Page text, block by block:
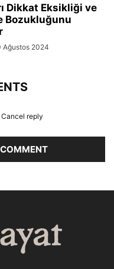
Dikkat Eksikliği ve
Bozukluğunu
Ağustos 2024
Cancel reply